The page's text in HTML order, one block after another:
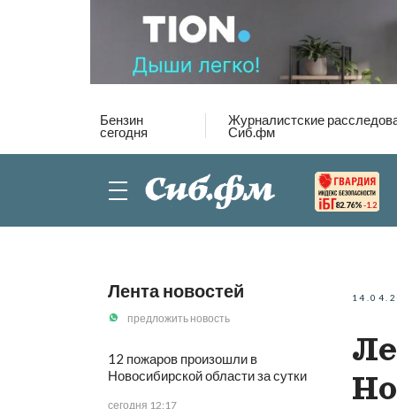
Бензин
сегодня
Журналистские
Сиб.фм
82.76% -1.2
Лента новостей
предложить новость
12 пожаров произошли в
Новосибирской области за сутки
сегодня 12:17